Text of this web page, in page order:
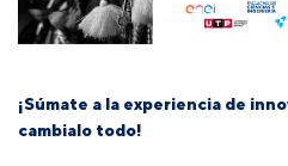
¡Súmate a la experiencia de
cambialo todo!